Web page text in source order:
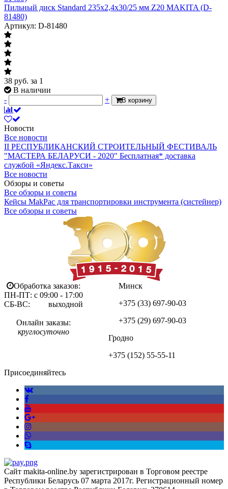
Пильный диск Standard 235x2,4х30/25 мм Z20 MAKITA (D-
81480)
Артикул: D-81480
38 руб. за 1
В наличии
-
+ В корзину
Новости
Все новости
II РЕСПУБЛИКАНСКИЙ СТРОИТЕЛЬНЫЙ ФЕСТИВАЛЬ
"МАСТЕРА БЕЛАРУСИ - 2020" Бесплатная* доставка
службой «Яндекс.Такси»
Все новости
Обзоры и советы
Все обзоры и советы
Кейсы MakPac для транспортировки инструмента (систейнер)
Все обзоры и советы
Обработка заказов:
ПН-ПТ: с 09:00 - 17:00
СБ-ВС: выходной
Онлайн заказы:
круглосуточно
Минск
+375 (33) 697-90-03
+375 (29) 697-90-03
Гродно
+375 (152) 55-55-11
Присоединяйтесь
Сайт makita-online.by зарегистрирован в Торговом реестре
Республики Беларусь 07 марта 2017г. Регистрационный номер